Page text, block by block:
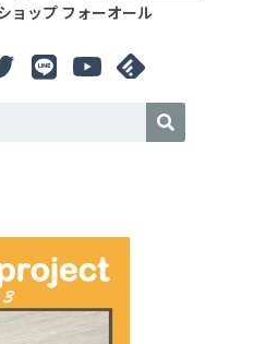
ョップ フォーオール